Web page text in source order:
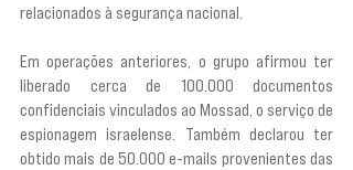
relacionados à segurança nacional.
Em operações anteriores, o grupo afirmou ter
liberado cerca de 100.000 documentos
confidenciais vinculados ao Mossad, o serviço de
espionagem israelense. Também declarou ter
obtido mais de 50.000 e-mails provenientes das